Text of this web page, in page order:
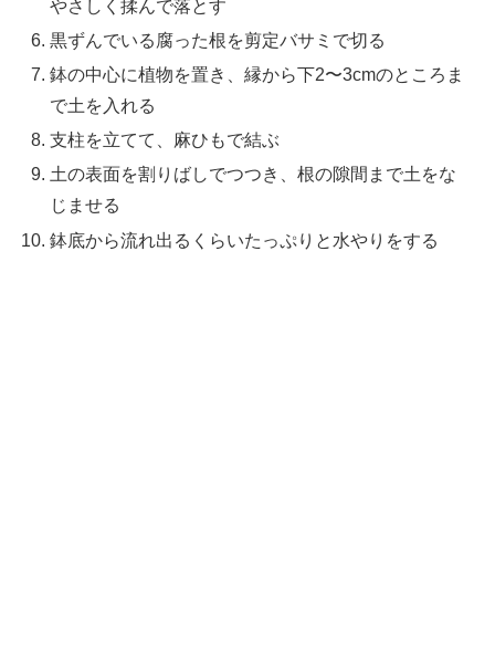
やさしく揉んで落とす
黒ずんでいる腐った根を剪定バサミで切る
鉢の中心に植物を置き、縁から下2〜3cmのところま
で土を入れる
支柱を立てて、麻ひもで結ぶ
土の表面を割りばしでつつき、根の隙間まで土をな
じませる
鉢底から流れ出るくらいたっぷりと水やりをする